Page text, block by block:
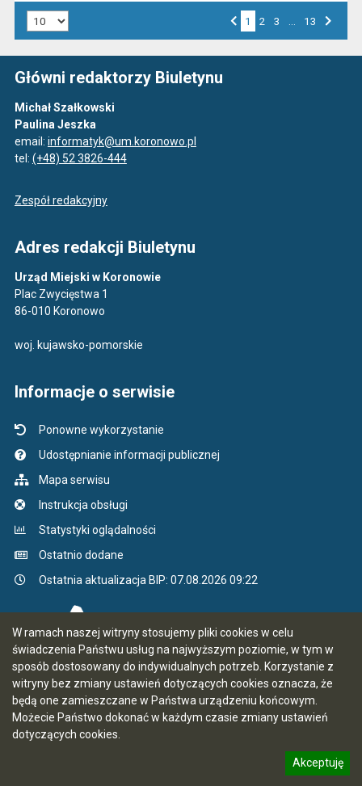
W ramach naszej witryny stosujemy pliki cookies w celu
świadczenia Państwu usług na najwyższym poziomie, w tym w
sposób dostosowany do indywidualnych potrzeb. Korzystanie z
witryny bez zmiany ustawień dotyczących cookies oznacza, że
będą one zamieszczane w Państwa urządzeniu końcowym.
Możecie Państwo dokonać w każdym czasie zmiany ustawień
dotyczących cookies.
Akceptuję
1 2 3 13
Główni redaktorzy Biuletynu
Michał Szałkowski
Paulina Jeszka
email: informatyk@um.koronowo.pl
tel: (+48) 52 3826-444
Zespół redakcyjny
Adres redakcji Biuletynu
Urząd Miejski w Koronowie
Plac Zwycięstwa 1
86-010 Koronowo
woj. kujawsko-pomorskie
Informacje o serwisie
Ponowne wykorzystanie
Udostępnianie informacji publicznej
Mapa serwisu
Instrukcja obsługi
Statystyki oglądalności
Ostatnio dodane
Ostatnia aktualizacja BIP: 07.08.2026 09:22
CMS i hosting: Logonet Sp. z o.o. w Bydgoszczy